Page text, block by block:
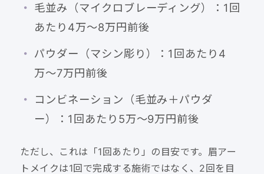
毛並み（マイクロブレーディング）：1回
あたり4万〜8万円前後
パウダー（マシン彫り）：1回あたり4
万〜7万円前後
コンビネーション（毛並み＋パウダ
ー）：1回あたり5万〜9万円前後
ただし、これは「1回あたり」の目安です。眉アー
トメイクは1回で完成する施術ではなく、2回を目